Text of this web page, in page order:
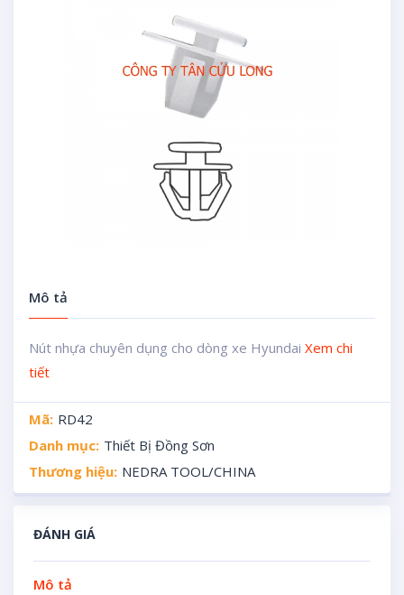
Mô tả
Nút nhựa chuyên dụng cho dòng xe Hyundai Xem chi
tiết
Mã: RD42
Danh mục: Thiết Bị Đồng Sơn
Thương hiệu: NEDRA TOOL/CHINA
ĐÁNH GIÁ
Mô tả